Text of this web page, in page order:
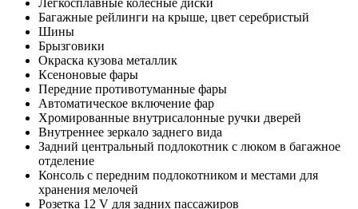
Багажные рейлинги на крыше, цвет серебристый
Шины
Брызговики
Окраска кузова металлик
Ксеноновые фары
Передние противотуманные фары
Автоматическое включение фар
Хромированные внутрисалонные ручки дверей
Внутреннее зеркало заднего вида
Задний центральный подлокотник с люком в багажное
отделение
Консоль с передним подлокотником и местами для
хранения мелочей
Розетка 12 V для задних пассажиров